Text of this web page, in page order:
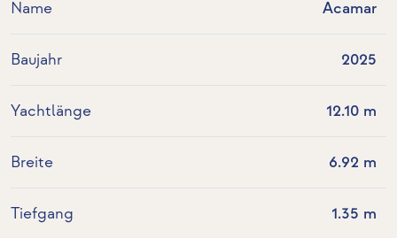
Name Acamar
Baujahr 2025
Yachtlänge 12.10 m
Breite 6.92 m
Tiefgang 1.35 m